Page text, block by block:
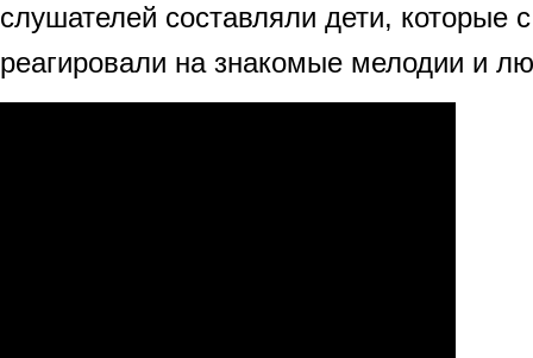
слушателей составляли дети, которые
реагировали на знакомые мелодии и